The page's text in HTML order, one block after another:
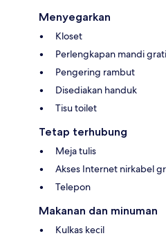
Menyegarkan
Kloset
Perlengkapan mandi
Pengering rambut
Disediakan handuk
Tisu toilet
Tetap terhubung
Meja tulis
Akses Internet nirkabel
Telepon
Makanan dan minuman
Kulkas kecil